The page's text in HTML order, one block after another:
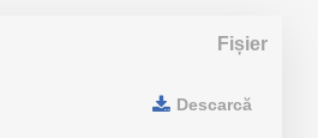
Fișier
Descarcă